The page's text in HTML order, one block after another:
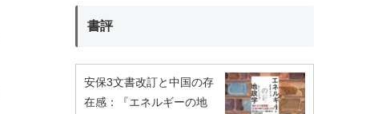
書評
安保3文書改訂と中国の存
在感：『エネルギーの地